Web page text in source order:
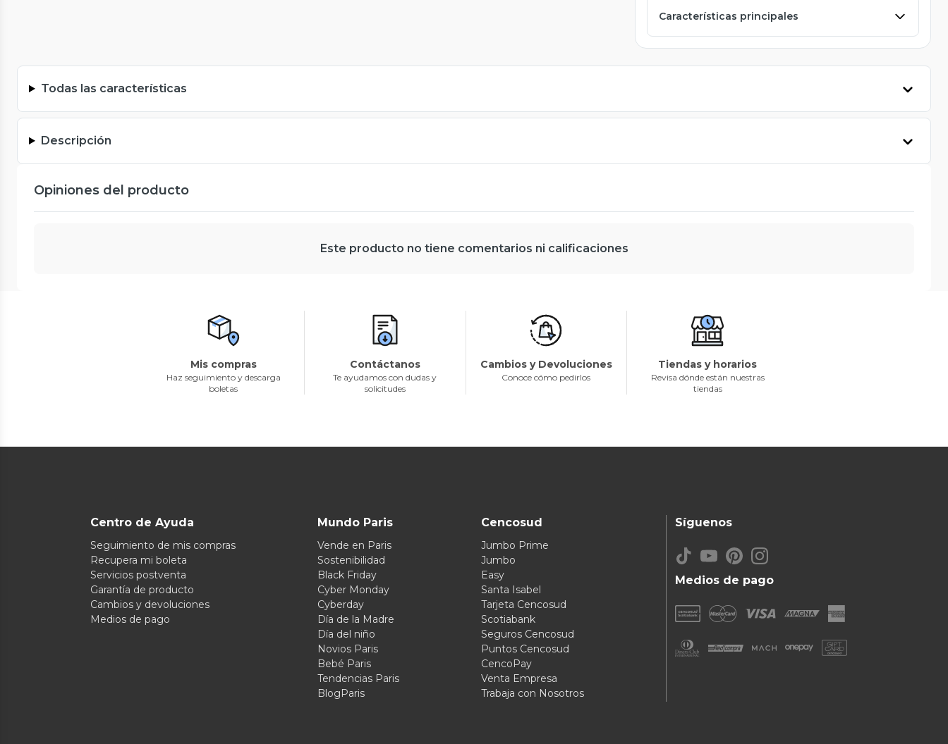
Características principales
Todas las características
Descripción
Opiniones del producto
Este producto no tiene comentarios ni calificaciones
Mis compras
Haz seguimiento y descarga
boletas
Contáctanos
Te ayudamos con dudas y
solicitudes
Cambios y Devoluciones
Conoce cómo pedirlos
Tiendas y horarios
Revisa dónde están nuestras
tiendas
Centro de Ayuda
Seguimiento de mis compras
Recupera mi boleta
Servicios postventa
Garantía de producto
Cambios y devoluciones
Medios de pago
Mundo Paris
Vende en Paris
Sostenibilidad
Black Friday
Cyber Monday
Cyberday
Día de la Madre
Día del niño
Novios Paris
Bebé Paris
Tendencias Paris
BlogParis
Cencosud
Jumbo Prime
Jumbo
Easy
Santa Isabel
Tarjeta Cencosud
Scotiabank
Seguros Cencosud
Puntos Cencosud
CencoPay
Venta Empresa
Trabaja con Nosotros
Medios de pago
Síguenos